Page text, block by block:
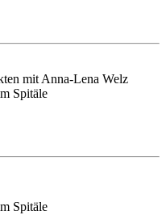
mit Anna-Lena Welz
Spitäle
Spitäle